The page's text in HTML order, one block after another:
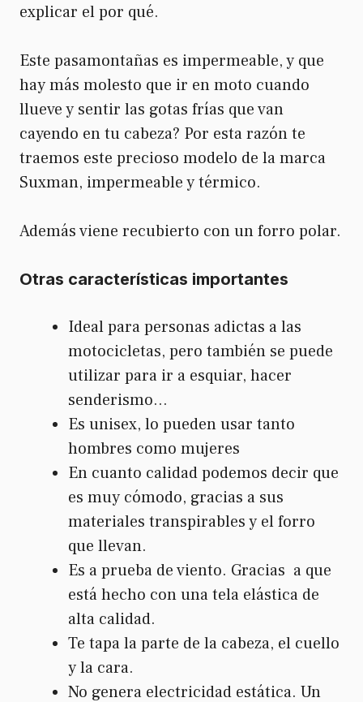
explicar el por qué.
Este pasamontañas es impermeable, y que
hay más molesto que ir en moto cuando
llueve y sentir las gotas frías que van
cayendo en tu cabeza? Por esta razón te
traemos este precioso modelo de la marca
Suxman, impermeable y térmico.
Además viene recubierto con un forro polar.
Otras características importantes
Ideal para personas adictas a las
motocicletas, pero también se puede
utilizar para ir a esquiar, hacer
senderismo…
Es unisex, lo pueden usar tanto
hombres como mujeres
En cuanto calidad podemos decir que
es muy cómodo, gracias a sus
materiales transpirables y el forro
que llevan.
Es a prueba de viento. Gracias a que
está hecho con una tela elástica de
alta calidad.
Te tapa la parte de la cabeza, el cuello
y la cara.
No genera electricidad estática. Un